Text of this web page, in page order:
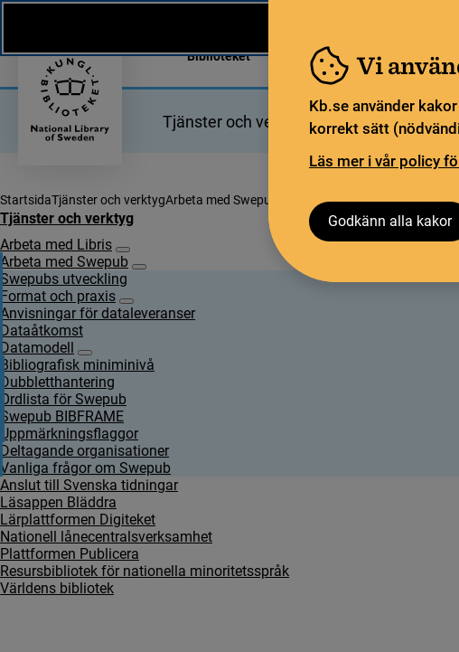
Vi
Kb.se använder
korrekt sätt
Läs mer i vår policy
Godkänn alla kakor
Biblioteket För bibliotekssektorn
Tjänster och verktyg
StartsidaTjänster och verktygArbeta med Swepub DatamodellSwepub BIBFRAME
Tjänster och verktyg
Arbeta med Libris
Undersidor för Arbeta med Libris
Arbeta med Swepub
Undersidor för Arbeta med Swepub
Swepubs utveckling
Format och praxis
Undersidor för Format och praxis
Anvisningar för dataleveranser
Dataåtkomst
Datamodell
Undersidor för Datamodell
Bibliografisk miniminivå
Dubbletthantering
Ordlista för Swepub
Swepub BIBFRAME
Uppmärkningsflaggor
Deltagande organisationer
Vanliga frågor om Swepub
Anslut till Svenska tidningar
Läsappen Bläddra
Lärplattformen Digiteket
Nationell lånecentralsverksamhet
Plattformen Publicera
Resursbibliotek för nationella minoritetsspråk
Världens bibliotek